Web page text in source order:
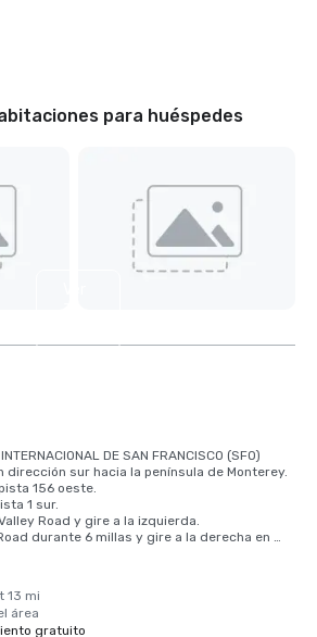
para huéspedes
DE SAN FRANCISCO (SFO)
dirección sur hacia la península de Monterey.
156 oeste.
1 sur.
Road y gire a la izquierda.
durante 6 millas y gire a la derecha en
DE SAN JOSE (SJC)
13 mi
área
gratuito